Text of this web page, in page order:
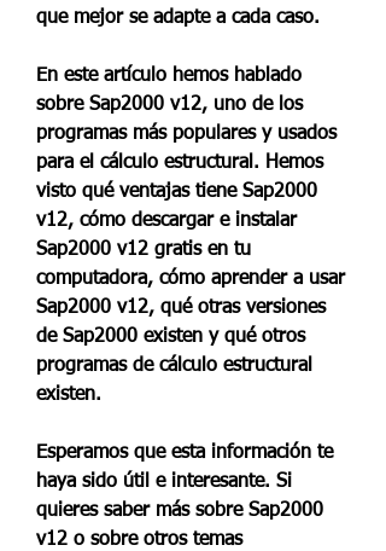
que mejor se adapte a cada caso.
En este artículo hemos hablado
sobre Sap2000 v12, uno de los
programas más populares y usados
para el cálculo estructural. Hemos
visto qué ventajas tiene Sap2000
v12, cómo descargar e instalar
Sap2000 v12 gratis en tu
computadora, cómo aprender a usar
Sap2000 v12, qué otras versiones
de Sap2000 existen y qué otros
programas de cálculo estructural
existen.
Esperamos que esta información te
haya sido útil e interesante. Si
quieres saber más sobre Sap2000
v12 o sobre otros temas